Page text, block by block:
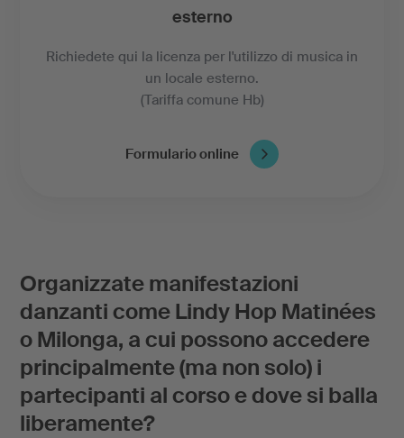
esterno
Richiedete qui la licenza per l'utilizzo di musica in
un locale esterno.
(Tariffa comune Hb)
Formulario online
Organizzate manifestazioni
danzanti come Lindy Hop Matinées
o Milonga, a cui possono accedere
principalmente (ma non solo) i
partecipanti al corso e dove si balla
liberamente?